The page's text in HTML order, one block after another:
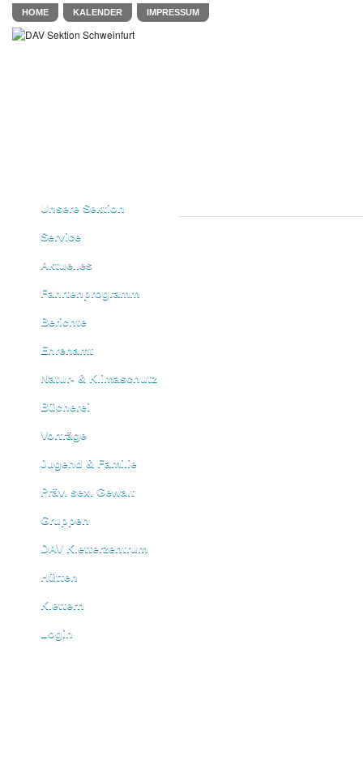
HOME KALENDER IMPRESSUM
Unsere Sektion
Service
Aktuelles
Fahrtenprogramm
Berichte
Ehrenamt
Natur- & Klimaschutz
Bücherei
Vorträge
Jugend & Familie
Präv. sex. Gewalt
Gruppen
DAV Kletterzentrum
Hütten
Klettern
Login